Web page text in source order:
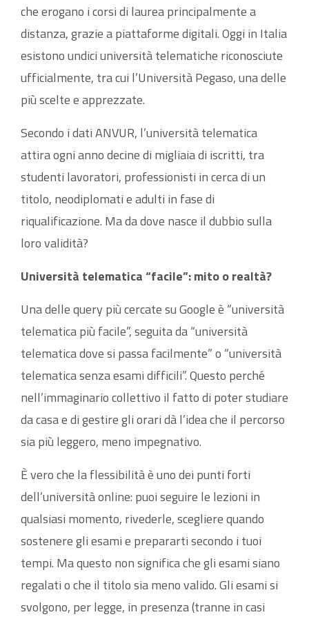
che erogano i corsi di laurea principalmente a
distanza, grazie a piattaforme digitali. Oggi in Italia
esistono undici università telematiche riconosciute
ufficialmente, tra cui l’Università Pegaso, una delle
più scelte e apprezzate.
Secondo i dati ANVUR, l’università telematica
attira ogni anno decine di migliaia di iscritti, tra
studenti lavoratori, professionisti in cerca di un
titolo, neodiplomati e adulti in fase di
riqualificazione. Ma da dove nasce il dubbio sulla
loro validità?
Università telematica “facile”: mito o realtà?
Una delle query più cercate su Google è “università
telematica più facile”, seguita da “università
telematica dove si passa facilmente” o “università
telematica senza esami difficili”. Questo perché
nell’immaginario collettivo il fatto di poter studiare
da casa e di gestire gli orari dà l’idea che il percorso
sia più leggero, meno impegnativo.
È vero che la flessibilità è uno dei punti forti
dell’università online: puoi seguire le lezioni in
qualsiasi momento, rivederle, scegliere quando
sostenere gli esami e prepararti secondo i tuoi
tempi. Ma questo non significa che gli esami siano
regalati o che il titolo sia meno valido. Gli esami si
svolgono, per legge, in presenza (tranne in casi